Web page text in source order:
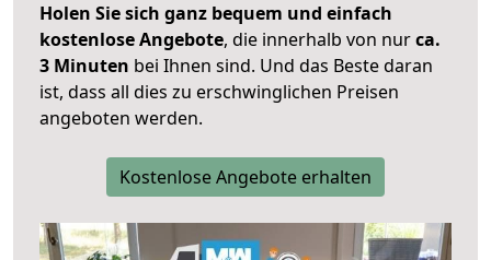
Holen Sie sich ganz bequem und einfach
kostenlose Angebote, die innerhalb von nurca.
3 Minuten bei Ihnen sind. Und das Beste daran
ist, dass all dies zu erschwinglichen Preisen
angeboten werden.
Kostenlose Angebote erhalten